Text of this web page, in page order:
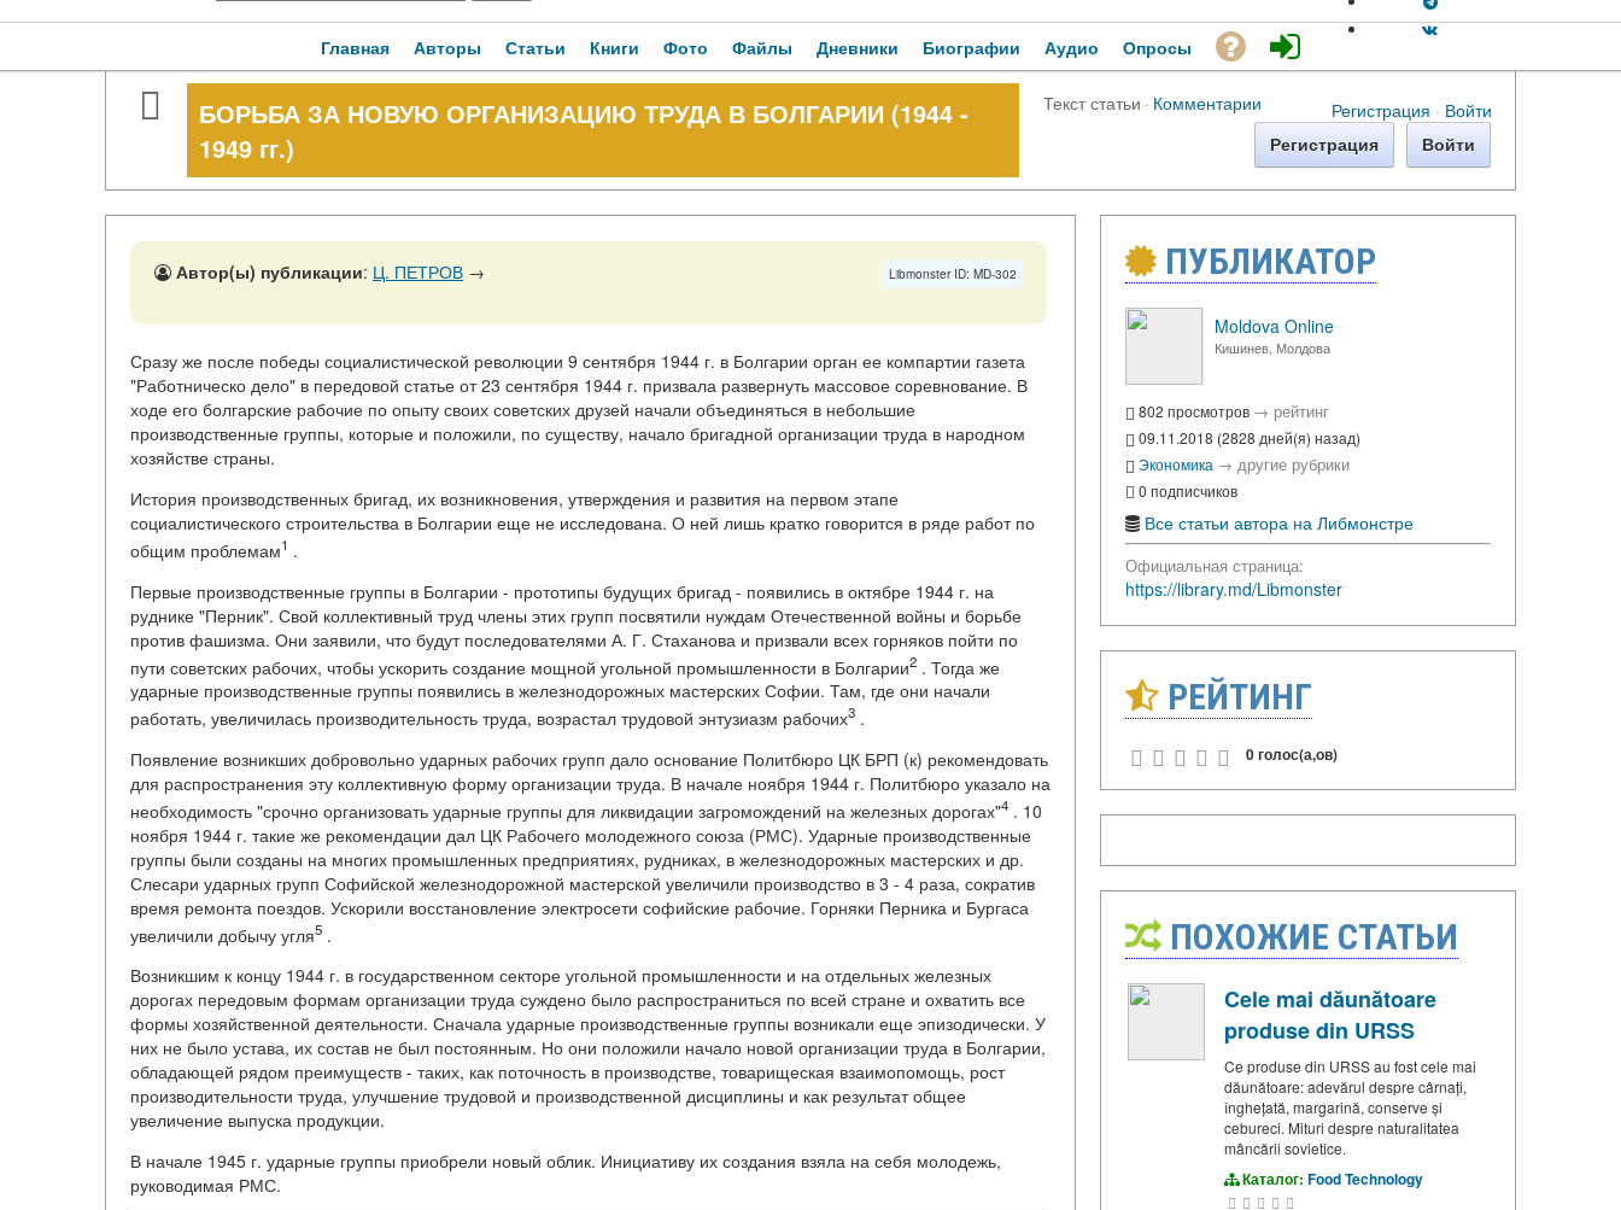
Регистрация · Войти
Главная Авторы Статьи Книги Фото Файлы Дневники Биографии Аудио Опросы
БОРЬБА ЗА НОВУЮ ОРГАНИЗАЦИЮ ТРУДА В БОЛГАРИИ (1944 -
1949 гг.)
Текст статьи · Комментарии
Регистрация Войти
Libmonster ID: MD-302
Автор(ы) публикации: Ц. ПЕТРОВ →
Сразу же после победы социалистической революции 9 сентября 1944 г. в Болгарии орган ее компартии газета
"Работническо дело" в передовой статье от 23 сентября 1944 г. призвала развернуть массовое соревнование. В
ходе его болгарские рабочие по опыту своих советских друзей начали объединяться в небольшие
производственные группы, которые и положили, по существу, начало бригадной организации труда в народном
хозяйстве страны.
История производственных бригад, их возникновения, утверждения и развития на первом этапе
социалистического строительства в Болгарии еще не исследована. О ней лишь кратко говорится в ряде работ по
общим проблемам1 .
Первые производственные группы в Болгарии - прототипы будущих бригад - появились в октябре 1944 г. на
руднике "Перник". Свой коллективный труд члены этих групп посвятили нуждам Отечественной войны и борьбе
против фашизма. Они заявили, что будут последователями А. Г. Стаханова и призвали всех горняков пойти по
пути советских рабочих, чтобы ускорить создание мощной угольной промышленности в Болгарии2 . Тогда же
ударные производственные группы появились в железнодорожных мастерских Софии. Там, где они начали
работать, увеличилась производительность труда, возрастал трудовой энтузиазм рабочих3 .
Появление возникших добровольно ударных рабочих групп дало основание Политбюро ЦК БРП (к) рекомендовать
для распространения эту коллективную форму организации труда. В начале ноября 1944 г. Политбюро указало на
необходимость "срочно организовать ударные группы для ликвидации загромождений на железных дорогах"4 . 10
ноября 1944 г. такие же рекомендации дал ЦК Рабочего молодежного союза (РМС). Ударные производственные
группы были созданы на многих промышленных предприятиях, рудниках, в железнодорожных мастерских и др.
Слесари ударных групп Софийской железнодорожной мастерской увеличили производство в 3 - 4 раза, сократив
время ремонта поездов. Ускорили восстановление электросети софийские рабочие. Горняки Перника и Бургаса
увеличили добычу угля5 .
Возникшим к концу 1944 г. в государственном секторе угольной промышленности и на отдельных железных
дорогах передовым формам организации труда суждено было распространиться по всей стране и охватить все
формы хозяйственной деятельности. Сначала ударные производственные группы возникали еще эпизодически. У
них не было устава, их состав не был постоянным. Но они положили начало новой организации труда в Болгарии,
обладающей рядом преимуществ - таких, как поточность в производстве, товарищеская взаимопомощь, рост
производительности труда, улучшение трудовой и производственной дисциплины и как результат общее
увеличение выпуска продукции.
В начале 1945 г. ударные группы приобрели новый облик. Инициативу их создания взяла на себя молодежь,
руководимая РМС.
ПУБЛИКАТОР
Moldova Online
Кишинев, Молдова
802 просмотров → рейтинг
09.11.2018 (2828 дней(я) назад)
Экономика → другие рубрики
0 подписчиков
Все статьи автора на Либмонстре
Официальная страница:
https://library.md/Libmonster
РЕЙТИНГ
0 голос(а,ов)
ПОХОЖИЕ СТАТЬИ
Cele mai dăunătoare
produse din URSS
Ce produse din URSS au fost cele mai
dăunătoare: adevărul despre cârnați,
înghețată, margarină, conserve și
cebureci. Mituri despre naturalitatea
mâncării sovietice.
Каталог: Food Technology